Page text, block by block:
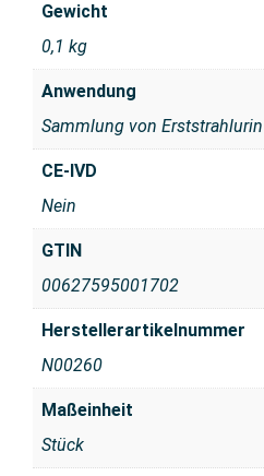
Gewicht
0,1 kg
Anwendung
Sammlung von Erststrahlurin
CE-IVD
Nein
GTIN
00627595001702
Herstellerartikelnummer
N00260
Maßeinheit
Stück